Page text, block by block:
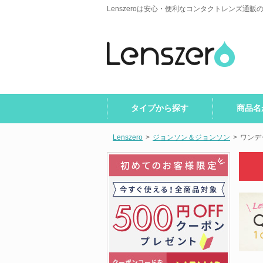
Lenszeroは安心・便利なコンタクトレンズ通販
タイプから探す 商品
Lenszero > ジョンソン＆ジョンソン > ワン